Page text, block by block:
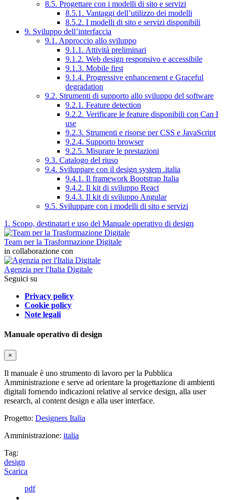
8.5. Progettare con i modelli di sito e servizi
8.5.1. Vantaggi dell’utilizzo dei modelli
8.5.2. I modelli di sito e servizi disponibili
9. Sviluppo dell’interfaccia
9.1. Approccio allo sviluppo
9.1.1. Attività preliminari
9.1.2. Web design responsivo e accessibile
9.1.3. Mobile first
9.1.4. Progressive enhancement e Graceful
degradation
9.2. Strumenti di supporto allo sviluppo del software
9.2.1. Feature detection
9.2.2. Verificare le feature disponibili con Can I
use
9.2.3. Strumenti e risorse per CSS e JavaScript
9.2.4. Supporto browser
9.2.5. Misurare le prestazioni
9.3. Catalogo del riuso
9.4. Sviluppare con il design system .italia
9.4.1. Il framework Bootstrap Italia
9.4.2. Il kit di sviluppo React
9.4.3. Il kit di sviluppo Angular
9.5. Sviluppare con i modelli di sito e servizi
1. Scopo, destinatari e uso del Manuale operativo di design
Team per la Trasformazione Digitale
in collaborazione con
Agenzia per l'Italia Digitale
Seguici su
Privacy policy
Cookie policy
Note legali
Manuale operativo di design
×
Il manuale è uno strumento di lavoro per la Pubblica
Amministrazione e serve ad orientare la progettazione di ambienti
digitali fornendo indicazioni relative al service design, alla user
research, al content design e alla user interface.
Progetto: Designers Italia
Amministrazione: italia
Tag:
design
Scarica
pdf